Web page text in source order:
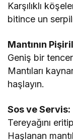
Karşılıklı
bitince un
Mantının
Geniş bir
Mantıları
haşlayın.
Sos ve Servis:
Tereyağını
Haşlanan